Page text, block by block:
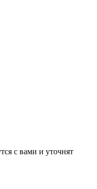
с вами и уточнят